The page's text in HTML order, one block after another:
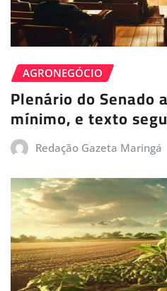
AGRONEGÓCIO
Plenário do Senado
mínimo, e texto
Redação Gazeta Maringá